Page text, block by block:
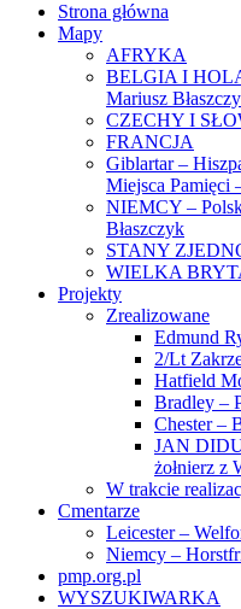
Strona główna
Mapy
AFRYKA
BELGIA I
Mariusz
CZECHY I
FRANCJA
Giblartar –
Miejsca Pamięci
NIEMCY –
Błaszczyk
STANY
WIELKA
Projekty
Zrealizowane
Edmund
2/Lt
Hatfield
Bradley –
Chester –
JAN
żołnierz z
W trakcie
Cmentarze
Leicester –
Niemcy –
pmp.org.pl
WYSZUKIWARKA